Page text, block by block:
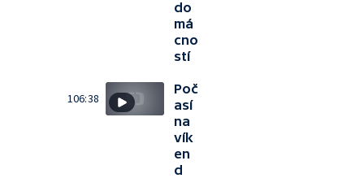
do
má
cno
stí
106:38
Poč
así
na
vík
en
d